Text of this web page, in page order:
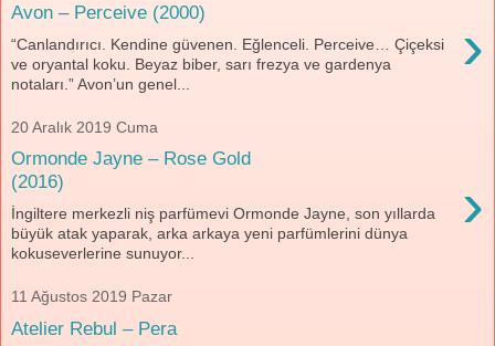
Avon – Perceive (2000) ›
“Canlandırıcı. Kendine güvenen. Eğlenceli. Perceive… Çiçeksi
ve oryantal koku. Beyaz biber, sarı frezya ve gardenya
notaları.” Avon’un genel...
20 Aralık 2019 Cuma
Ormonde Jayne – Rose Gold
(2016)
›
İngiltere merkezli niş parfümevi Ormonde Jayne, son yıllarda
büyük atak yaparak, arka arkaya yeni parfümlerini dünya
kokuseverlerine sunuyor...
11 Ağustos 2019 Pazar
Atelier Rebul – Pera